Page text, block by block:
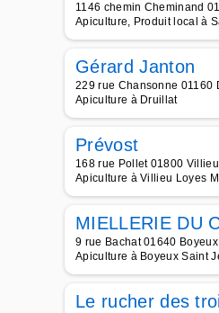
1146 chemin Cheminand
Apiculture, Produit local à
Gérard Janton
229 rue Chansonne 01160
Apiculture à Druillat
Prévost
168 rue Pollet 01800
Apiculture à Villieu Loyes
MIELLERIE DU
9 rue Bachat 01640
Apiculture à Boyeux Saint
Le rucher des